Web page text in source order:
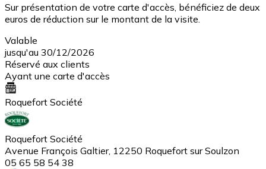
Sur présentation de votre carte d'accès, bénéficiez de deux
euros de réduction sur le montant de la visite.
Valable
jusqu'au 30/12/2026
Réservé aux clients
Ayant une carte d'accès
Roquefort Société
Roquefort Société
Avenue François Galtier, 12250 Roquefort sur Soulzon
05 65 58 54 38